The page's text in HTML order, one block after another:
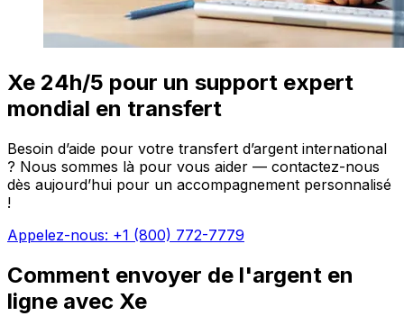
Xe 24h/5 pour un support expert
mondial en transfert
Besoin d’aide pour votre transfert d’argent international
? Nous sommes là pour vous aider — contactez-nous
dès aujourd’hui pour un accompagnement personnalisé
!
Appelez-nous: +1 (800) 772-7779
Comment envoyer de l'argent en
ligne avec Xe